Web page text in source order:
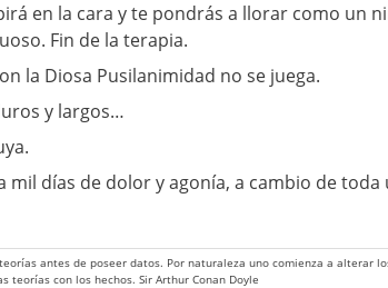
en la cara y te pondrás a llorar como un
Fin de la terapia.
la Diosa Pusilanimidad no se juega.
y largos…
mil días de dolor y agonía, a cambio de
antes de poseer datos. Por naturaleza uno comienza a alterar
teorías con los hechos. Sir Arthur Conan Doyle